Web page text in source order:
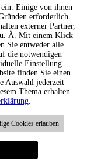
ein. Einige von ihnen
erforderlich.
externer Partner,
Ä. Mit einem Klick
Sie entweder alle
die notwendigen
Einstellung
finden Sie einen
Auswahl jederzeit
Thema erhalten
Cookies erlauben